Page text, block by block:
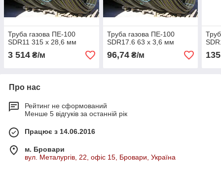
Труба газова ПЕ-100
SDR11 315 х 28,6 мм
3 514 ₴/м
Труба газова ПЕ-100
SDR17.6 63 х 3,6 мм
96,74₴/м
Про нас
Рейтинг не сформований
Менше 5 відгуків за останній рік
Працює з 14.06.2016
м. Бровари
вул. Металургів, 22, офіс 15, Бровари, Україна